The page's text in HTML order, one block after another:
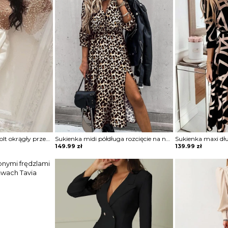
Długi rękaw bufki dekolt okrągły przeźroczysta koraliki długa maxi do ziemi wieczorowa impreza rozcięcie marszczenie suknia sukienka Glendora Sukienka midi półdługa rozcięcie na nogę marszczona w talii podkreślona talia koszulowa kołnierzyk dekolt v mankiety długi rękaw panterka cętki Lonna
149.99 zł 139.99 zł